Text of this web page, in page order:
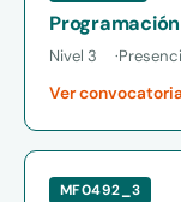
Nivel 3
Ver
MF0492_3